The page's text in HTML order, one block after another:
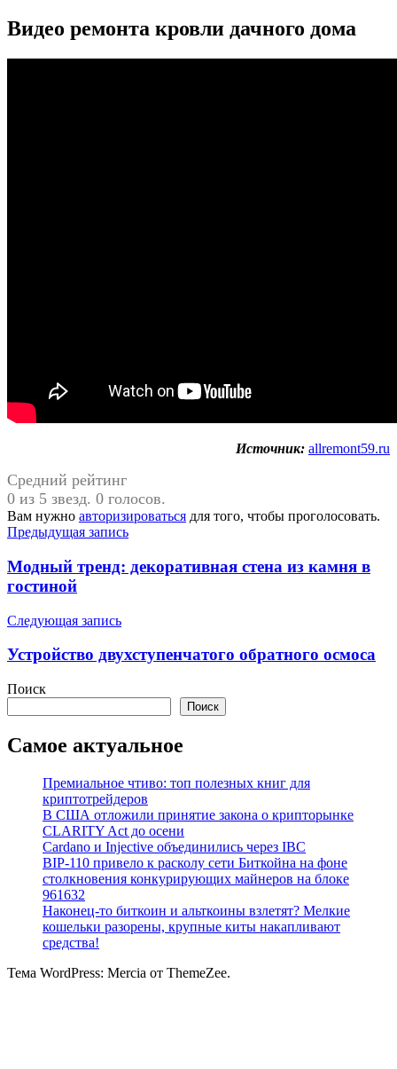
Видео ремонта кровли дачного дома
Источник: allremont59.ru
Средний рейтинг
0 из 5 звезд. 0 голосов.
Вам нужно авторизироваться для того, чтобы проголосовать.
Навигация
по
записям
Предыдущая запись
Модный тренд: декоративная стена из камня в
гостиной
Следующая запись
Устройство двухступенчатого обратного осмоса
Поиск
Поиск
Самое актуальное
Премиальное чтиво: топ полезных книг для
криптотрейдеров
В США отложили принятие закона о крипторынке
CLARITY Act до осени
Cardano и Injective объединились через IBC
BIP-110 привело к расколу сети Биткойна на фоне
столкновения конкурирующих майнеров на блоке
961632
Наконец-то биткоин и альткоины взлетят? Мелкие
кошельки разорены, крупные киты накапливают
средства!
Тема WordPress: Mercia от ThemeZee.